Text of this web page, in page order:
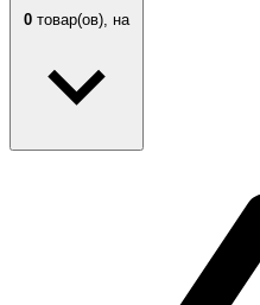
0 товар(ов), на